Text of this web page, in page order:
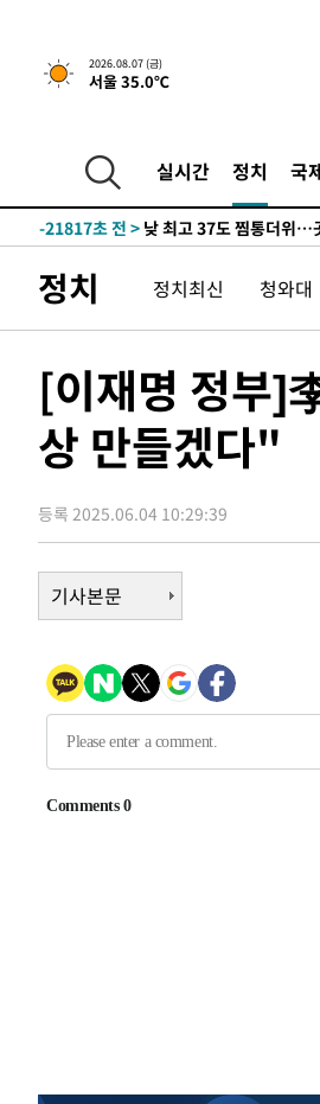
2026.08.07 (금)
서울 35.0℃
실시간 정치 국
1시간 전 >민주 콩고 에볼라환자 4천명
-23883초 전 >
[속보]이 대통령, '호우
-23846초 전 >
갈 수도
-21817초 전 > 낮 최고 37도 찜통더위…
응"
-16979초 전 >
여자배구 이재영·이다
-16232초 전 >외국인 심판 성 접대 7경
-15919초 전 > [속보]코스피, 6200선
-15899초 전 >[속보]원·달러 환율, 7.7
-15788초 전 >[속보] 노원서 40.1도 관
-11751초 전 >외신들도 주목한 韓축구
-10744초 전 >
[속보]규제합리화위원회
병태 후임
-7102초 전 >[속보]국힘 윤리위, '돌려차
-2427초 전 > [속보] 7월 중국 수출
6분 전 >[속보]'채상병 순직 책임' 임성근,
[단독]중수청 지원 검사
SK하이닉스, 용인·청
-15899초 전 >[속보]원·달러 환율, 7.7
정치 정치최신 청와대
[이재명 정부]
상 만들겠다"
등록 2025.06.04 10:29:39
기사본문